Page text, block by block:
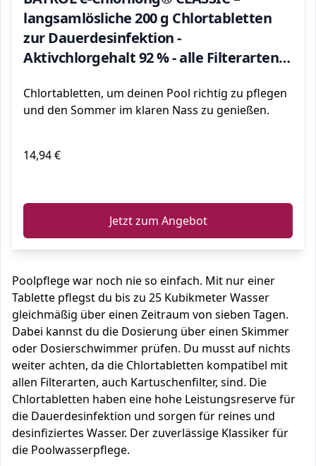
langsamlösliche 200 g Chlortabletten
zur Dauerdesinfektion -
Aktivchlorgehalt 92 % - alle Filterarten -
Poolwasser - 1 kg
Chlortabletten, um deinen Pool richtig zu pflegen
und den Sommer im klaren Nass zu genießen.
14,94 €
Jetzt zum Angebot
Poolpflege war noch nie so einfach. Mit nur einer
Tablette pflegst du bis zu 25 Kubikmeter Wasser
gleichmäßig über einen Zeitraum von sieben Tagen.
Dabei kannst du die Dosierung über einen Skimmer
oder Dosierschwimmer prüfen. Du musst auf nichts
weiter achten, da die Chlortabletten kompatibel mit
allen Filterarten, auch Kartuschenfilter, sind. Die
Chlortabletten haben eine hohe Leistungsreserve für
die Dauerdesinfektion und sorgen für reines und
desinfiziertes Wasser. Der zuverlässige Klassiker für
die Poolwasserpflege.